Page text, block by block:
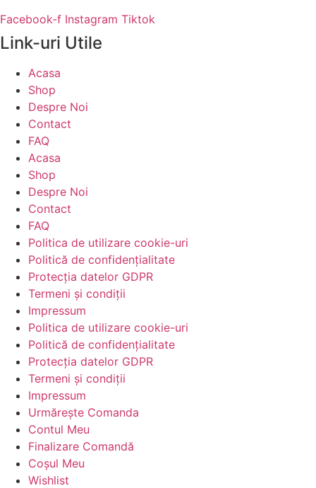
Facebook-f Instagram Tiktok
Link-uri Utile
Acasa
Shop
Despre Noi
Contact
FAQ
Acasa
Shop
Despre Noi
Contact
FAQ
Politica de utilizare cookie-uri
Politică de confidențialitate
Protecția datelor GDPR
Termeni și condiții
Impressum
Politica de utilizare cookie-uri
Politică de confidențialitate
Protecția datelor GDPR
Termeni și condiții
Impressum
Urmărește Comanda
Contul Meu
Finalizare Comandă
Coșul Meu
Wishlist